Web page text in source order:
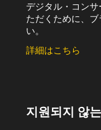
デジタル・コン
ただくために、
い。
詳細はこちら
지원되지 않